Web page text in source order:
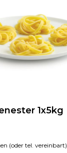
1x5kg
(oder tel. vereinbart)